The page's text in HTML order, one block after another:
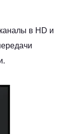
в HD и